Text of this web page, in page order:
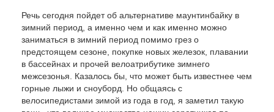
Речь сегодня пойдет об альтернативе маунтинбайку в
зимний период, а именно чем и как именно можно
заниматься в зимний период помимо грез о
предстоящем сезоне, покупке новых железок, плавании
в бассейнах и прочей велоатрибутике зимнего
межсезонья. Казалось бы, что может быть известнее чем
горные лыжи и сноуборд. Но общаясь с
велосипедистами зимой из года в год, я заметил такую